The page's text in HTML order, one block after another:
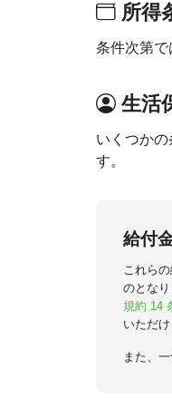
所得
条件次第で
生活
いくつか
す。
給付
これら
のとな
規約 14
いただけ
また、